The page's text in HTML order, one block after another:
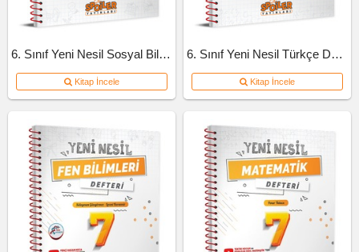
6. Sınıf Yeni Nesil Sosyal Bilgiler Defteri
Kitap İncele
6. Sınıf Yeni Nesil Türkçe Defteri
Kitap İncele